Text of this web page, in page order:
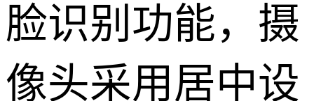
脸识别功能，摄
像头采用居中设